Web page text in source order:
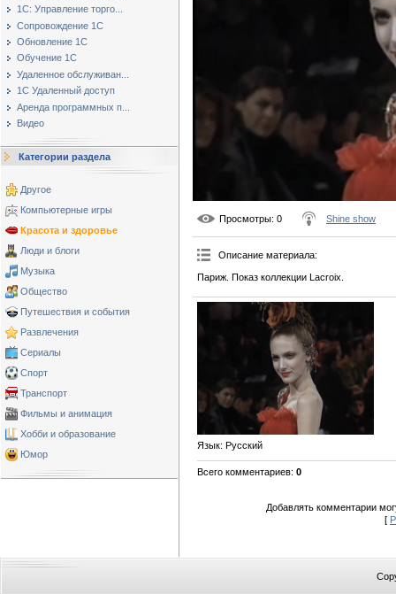
1С: Управление торго...
Сопровождение 1С
Обновление 1С
Обучение 1С
Удаленное обслуживан...
1С Удаленный доступ
Аренда программных п...
Видео
Категории раздела
Другое
Компьютерные игры
Красота и здоровье
Люди и блоги
Музыка
Общество
Путешествия и события
Развлечения
Сериалы
Спорт
Транспорт
Фильмы и анимация
Хобби и образование
Юмор
Просмотры: 0 Shine show
Описание материала:
Париж. Показ коллекции Lacroix.
Язык: Русский
Всего комментариев: 0
Добавлять комментарии
[